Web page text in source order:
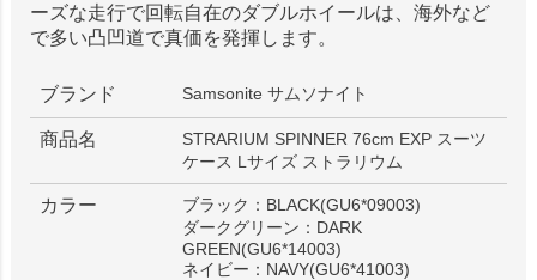
ーズな走行で回転自在のダブルホイールは、海外など
で多い凸凹道で真価を発揮します。
ブランド Samsonite サムソナイト
商品名
STRARIUM SPINNER 76cm EXP スーツ
ケース Lサイズ ストラリウム
カラー
ブラック：BLACK(GU6*09003)
ダークグリーン：DARK
GREEN(GU6*14003)
ネイビー：NAVY(GU6*41003)